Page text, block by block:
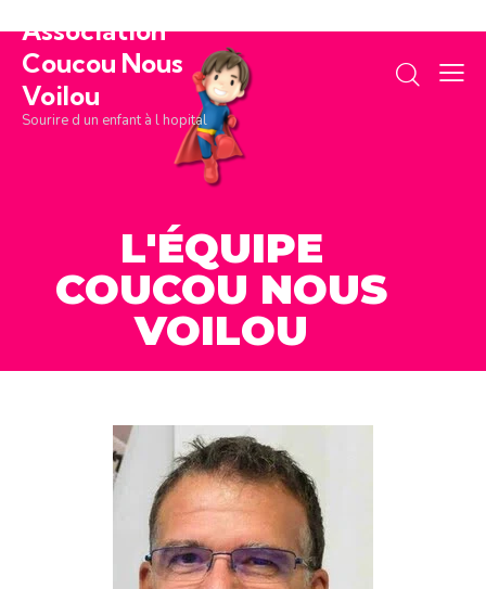
Association
Coucou Nous
Voilou
Sourire d un enfant à l hopital
L'ÉQUIPE
COUCOU NOUS
VOILOU